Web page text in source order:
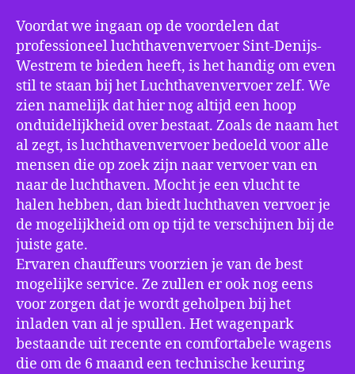
Voordat we ingaan op de voordelen dat
professioneel luchthavenvervoer Sint-Denijs-
Westrem te bieden heeft, is het handig om even
stil te staan bij het Luchthavenvervoer zelf. We
zien namelijk dat hier nog altijd een hoop
onduidelijkheid over bestaat. Zoals de naam het
al zegt, is luchthavenvervoer bedoeld voor alle
mensen die op zoek zijn naar vervoer van en
naar de luchthaven. Mocht je een vlucht te
halen hebben, dan biedt luchthaven vervoer je
de mogelijkheid om op tijd te verschijnen bij de
juiste gate.
Ervaren chauffeurs voorzien je van de best
mogelijke service. Ze zullen er ook nog eens
voor zorgen dat je wordt geholpen bij het
inladen van al je spullen. Het wagenpark
bestaande uit recente en comfortabele wagens
die om de 6 maand een technische keuring